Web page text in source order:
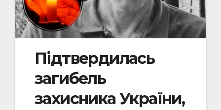
Підтвердилась
загибель
захисника України,